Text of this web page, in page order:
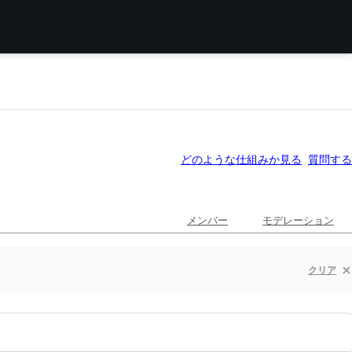
どのような仕組みか見る 質問する
メンバー モデレーション
クリア